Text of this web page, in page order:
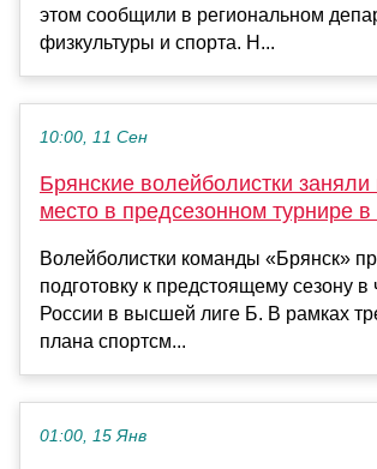
этом сообщили в региональном
физкультуры и спорта. Н...
10:00, 11 Сен
Брянские волейболистки заняли
место в предсезонном турнире
Волейболистки команды «Брянск»
подготовку к предстоящему сезону
России в высшей лиге Б. В рамках
плана спортсм...
01:00, 15 Янв